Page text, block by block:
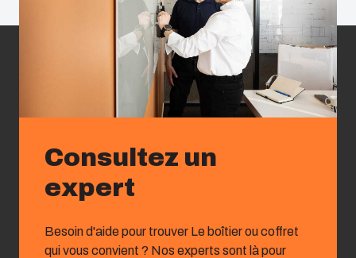
Consultez un
expert
Besoin d'aide pour trouver Le boîtier ou coffret
qui vous convient ? Nos experts sont là pour